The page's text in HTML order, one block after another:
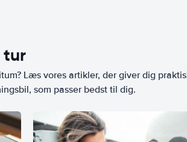
tur
Læs vores artikler, der giver dig
som passer bedst til dig.